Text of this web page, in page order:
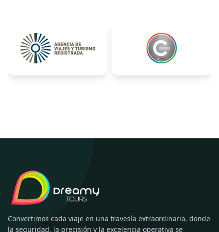
Convertimos cada viaje en una travesía extraordinaria, donde
la seguridad, la precisión y la excelencia operativa se